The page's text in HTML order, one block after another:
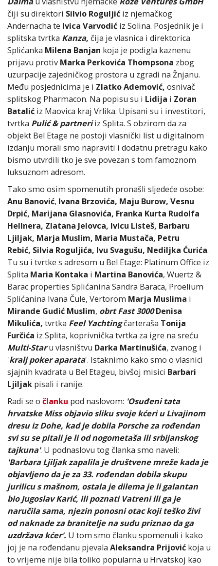
čiji su direktori Silvio Roguljić iz njemačkog
Andernacha te Ivica Varvodić iz Solina. Posjednik je i
splitska tvrtka Kanza, čija je vlasnica i direktorica
Splićanka Milena Banjan koja je podigla kaznenu
prijavu protiv Marka Perkovića Thompsona zbog
uzurpacije zajedničkog prostora u zgradi na Žnjanu.
Među posjednicima je i Zlatko Ademović, osnivač
splitskog Pharmacon. Na popisu su i Lidija i Zoran
Batalić iz Maovica kraj Vrlika. Upisani su i investitori,
tvrtka Pulić & partneriiz Splita. S obzirom da za
objekt Bel Etage ne postoji vlasnički list u digitalnom
izdanju morali smo napraviti i dodatnu pretragu kako
bismo utvrdili tko je sve povezan s tom famoznom
luksuznom adresom.
Tako smo osim spomenutih pronašli sljedeće osobe:
Anu Banović, Ivana Brzovića, Maju Burow, Vesnu
Drpić, Marijana Glasnovića, Franka Kurta Rudolfa
Hellnera, Zlatana Jelovca, Ivicu Listeš, Barbaru
Ljiljak, Marja Muslim, Maria Mustača, Petru
Rebić, Silvia Roguljića, Ivu Svagušu, Nediljka Ćurića.
Tu su i tvrtke s adresom u Bel Etage: Platinum Office iz
Splita Maria Kontaka i Martina Banovića, Wuertz &
Barac properties Splićanina Sandra Baraca, Proelium
Splićanina Ivana Čule, Vertorom Marja Muslima i
Mirande Gudić Muslim, obrt Fast 3000Denisa
Mikulića, tvrtka Feel Yachtingčarteraša Tonija
Furčića iz Splita, koprivnička tvrtka za igre na sreću
Multi-Staru vlasništvu Darka Martinušića, zvanog i
'kralj poker aparata'. Istaknimo kako smo o vlasnici
sjajnih kvadrata u Bel Etageu, bivšoj misici Barbari
Ljiljak pisali i ranije.
Radi se o članku pod naslovom: 'Osuđeni tata
hrvatske Miss objavio sliku svoje kćeri u Livajinom
dresu iz Dohe, kad je dobila Porsche za rođendan
svi su se pitali je li od nogometaša ili srbijanskog
tajkuna'. U podnaslovu tog članka smo naveli:
'Barbara Ljiljak zapalila je društvene mreže kada je
objavljeno da je za 33. rođendan dobila skupu
jurilicu s mašnom, ostala je dilema je li galantan
bio Jugoslav Karić, ili poznati Vatreni ili ga je
naručila sama, njezin ponosni otac koji teško živi
od naknade za branitelje na sudu priznao da ga
uzdržava kćer'. U tom smo članku spomenuli i kako
joj je na rođendanu pjevala Aleksandra Prijović koja u
to vrijeme nije bila toliko popularna u Hrvatskoj kao